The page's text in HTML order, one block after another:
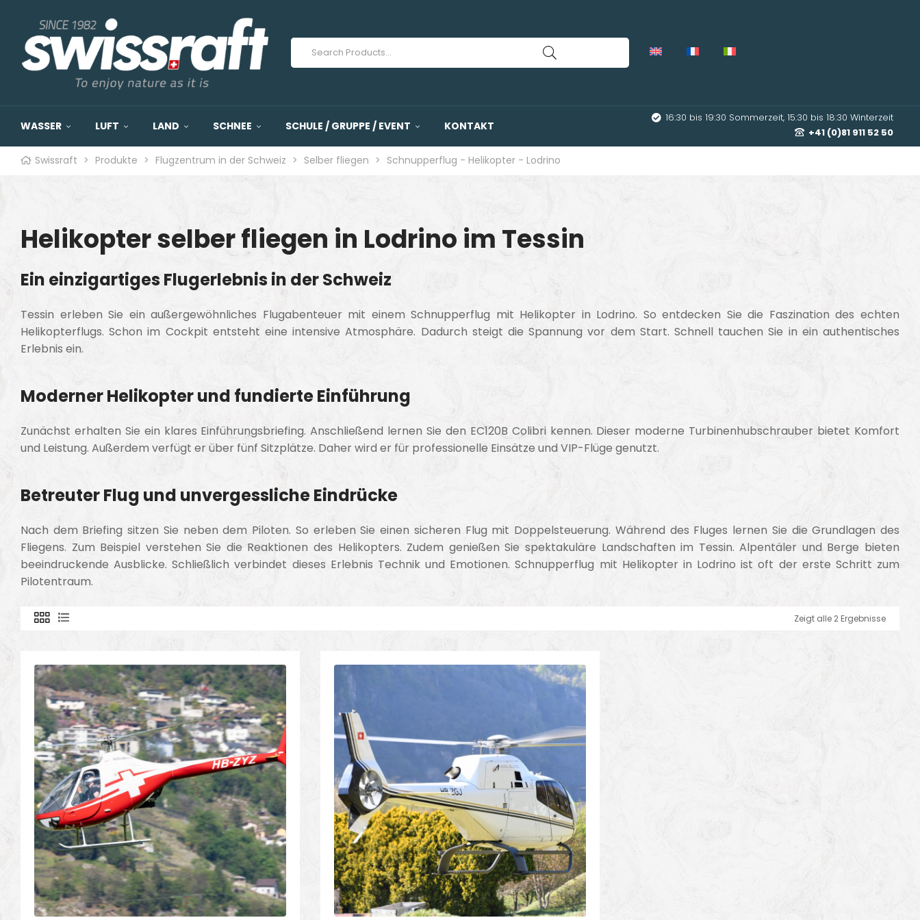
WASSER LUFT LAND SCHNEE SCHULE / GRUPPE / EVENT KONTAKT
16:30 bis 19:30 Sommerzeit, 15:30 bis 18:30 Winterzeit
+41 (0)81 911 52 50
Swissraft > Produkte > Flugzentrum in der Schweiz > Selber fliegen > Schnupperflug - Helikopter - Lodrino
Helikopter selber fliegen in Lodrino im Tessin
Ein einzigartiges Flugerlebnis in der Schweiz
Tessin erleben Sie ein außergewöhnliches Flugabenteuer mit einem Schnupperflug mit Helikopter in Lodrino. So entdecken Sie die Faszination des echten
Helikopterflugs. Schon im Cockpit entsteht eine intensive Atmosphäre. Dadurch steigt die Spannung vor dem Start. Schnell tauchen Sie in ein authentisches
Erlebnis ein.
Moderner Helikopter und fundierte Einführung
Zunächst erhalten Sie ein klares Einführungsbriefing. Anschließend lernen Sie den EC120B Colibri kennen. Dieser moderne Turbinenhubschrauber bietet Komfort
und Leistung. Außerdem verfügt er über fünf Sitzplätze. Daher wird er für professionelle Einsätze und VIP-Flüge genutzt.
Betreuter Flug und unvergessliche Eindrücke
Nach dem Briefing sitzen Sie neben dem Piloten. So erleben Sie einen sicheren Flug mit Doppelsteuerung. Während des Fluges lernen Sie die Grundlagen des
Fliegens. Zum Beispiel verstehen Sie die Reaktionen des Helikopters. Zudem genießen Sie spektakuläre Landschaften im Tessin. Alpentäler und Berge bieten
beeindruckende Ausblicke. Schließlich verbindet dieses Erlebnis Technik und Emotionen. Schnupperflug mit Helikopter in Lodrino ist oft der erste Schritt zum
Pilotentraum.
Zeigt alle 2 Ergebnisse